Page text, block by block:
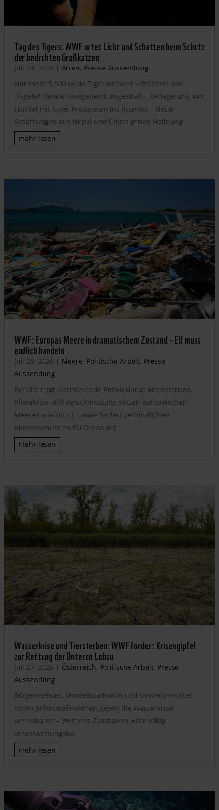
Tag des Tigers: WWF ortet Licht und Schatten beim Schutz
der bedrohten Großkatzen
Juli 29, 2026 | Arten, Presse-Aussendung
Nur mehr 5.500 wilde Tiger weltweit – Wilderei und
illegaler Handel weitgehend ungestraft – Verlagerung von
Handel mit Tiger-Präparaten ins Internet – Neue
Schätzungen aus Nepal und China geben Hoffnung
mehr lesen
WWF: Europas Meere in dramatischem Zustand – EU muss
endlich handeln
Juli 28, 2026 | Meere, Politische Arbeit, Presse-
Aussendung
Bericht zeigt alarmierende Entwicklung: Artensterben,
Klimakrise und Verschmutzung setzen europäischen
Meeren massiv zu – WWF fordert verbindlichen
Meeresschutz im EU Ocean Act
mehr lesen
Wasserkrise und Tiersterben: WWF fordert Krisengipfel
zur Rettung der Unteren Lobau
Juli 27, 2026 | Österreich, Politische Arbeit, Presse-
Aussendung
Bürgermeister, Umweltstadträtin und Umweltminister
sollen Sofortmaßnahmen gegen die Wasserkrise
vereinbaren – Weiteres Zuschauen wäre völlig
verantwortungslos
mehr lesen